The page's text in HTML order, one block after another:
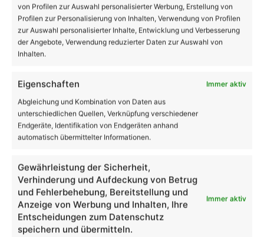
von Profilen zur Auswahl personalisierter Werbung, Erstellung von
Profilen zur Personalisierung von Inhalten, Verwendung von Profilen
zur Auswahl personalisierter Inhalte, Entwicklung und Verbesserung
der Angebote, Verwendung reduzierter Daten zur Auswahl von
Inhalten.
Eigenschaften
Immer aktiv
Abgleichung und Kombination von Daten aus
unterschiedlichen Quellen, Verknüpfung verschiedener
Endgeräte, Identifikation von Endgeräten anhand
automatisch übermittelter Informationen.
Gewährleistung der Sicherheit,
Verhinderung und Aufdeckung von Betrug
und Fehlerbehebung, Bereitstellung und
Anzeige von Werbung und Inhalten, Ihre
Entscheidungen zum Datenschutz
speichern und übermitteln.
Immer aktiv
Bernau
Klarer Himmel
20º - 18º
65%
3.57 km/h
19 ℃
Mo.
23
Di. Mi.
32 ℃
Danke dafür!
18.419
AppNutzer
1.708
Follower
13.915
Follower